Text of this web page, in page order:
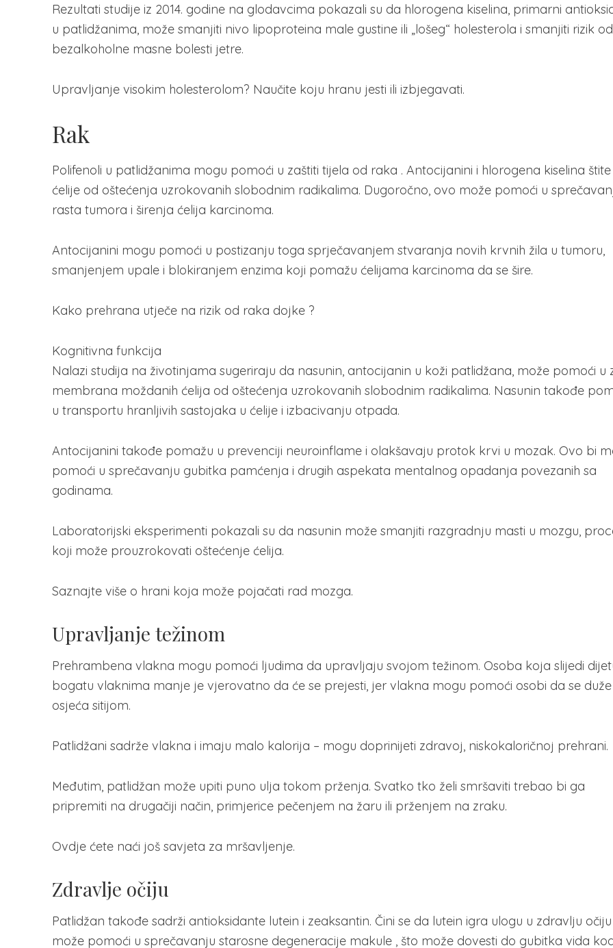
Rezultati studije iz 2014. godine na glodavcima pokazali su da hlorogena kiselina, primarni
u patlidžanima, može smanjiti nivo lipoproteina male gustine ili „lošeg“ holesterola i smanjiti rizik od
bezalkoholne masne bolesti jetre.
Upravljanje visokim holesterolom? Naučite koju hranu jesti ili izbjegavati.
Rak
Polifenoli u patlidžanima mogu pomoći u zaštiti tijela od raka . Antocijanini i hlorogena kiselina štite
ćelije od oštećenja uzrokovanih slobodnim radikalima. Dugoročno, ovo može pomoći u
rasta tumora i širenja ćelija karcinoma.
Antocijanini mogu pomoći u postizanju toga sprječavanjem stvaranja novih krvnih žila u tumoru,
smanjenjem upale i blokiranjem enzima koji pomažu ćelijama karcinoma da se šire.
Kako prehrana utječe na rizik od raka dojke ?
Kognitivna funkcija
Nalazi studija na životinjama sugeriraju da nasunin, antocijanin u koži patlidžana, može pomoći u
membrana moždanih ćelija od oštećenja uzrokovanih slobodnim radikalima. Nasunin takođe
u transportu hranljivih sastojaka u ćelije i izbacivanju otpada.
Antocijanini takođe pomažu u prevenciji neuroinflame i olakšavaju protok krvi u mozak. Ovo bi
pomoći u sprečavanju gubitka pamćenja i drugih aspekata mentalnog opadanja povezanih sa
godinama.
Laboratorijski eksperimenti pokazali su da nasunin može smanjiti razgradnju masti u mozgu,
koji može prouzrokovati oštećenje ćelija.
Saznajte više o hrani koja može pojačati rad mozga.
Upravljanje težinom
Prehrambena vlakna mogu pomoći ljudima da upravljaju svojom težinom. Osoba koja slijedi
bogatu vlaknima manje je vjerovatno da će se prejesti, jer vlakna mogu pomoći osobi da se duže
osjeća sitijom.
Patlidžani sadrže vlakna i imaju malo kalorija – mogu doprinijeti zdravoj, niskokaloričnoj prehrani.
Međutim, patlidžan može upiti puno ulja tokom prženja. Svatko tko želi smršaviti trebao bi ga
pripremiti na drugačiji način, primjerice pečenjem na žaru ili prženjem na zraku.
Ovdje ćete naći još savjeta za mršavljenje.
Zdravlje očiju
Patlidžan takođe sadrži antioksidante lutein i zeaksantin. Čini se da lutein igra ulogu u zdravlju
može pomoći u sprečavanju starosne degeneracije makule , što može dovesti do gubitka vida